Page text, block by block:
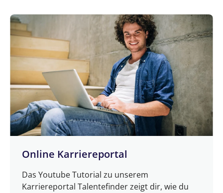
Online Karriereportal
Das Youtube Tutorial zu unserem
Karriereportal Talentefinder zeigt dir, wie du